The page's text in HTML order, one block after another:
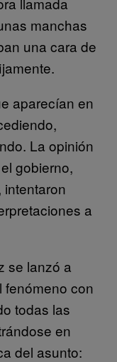
manchas
una cara de
aparecían en
La opinión
gobierno,
a
se lanzó a
fenómeno con
todas las
en
del asunto: